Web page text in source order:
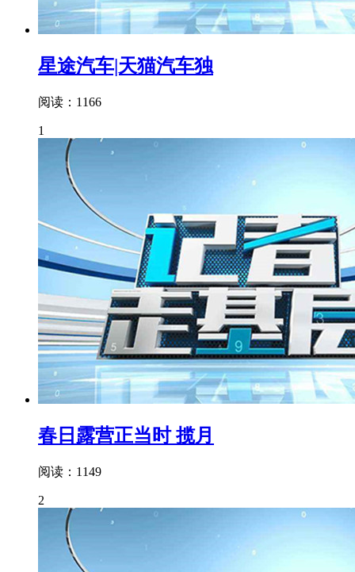
星途汽车|天猫汽车独
阅读：1166
1
春日露营正当时 揽月
阅读：1149
2